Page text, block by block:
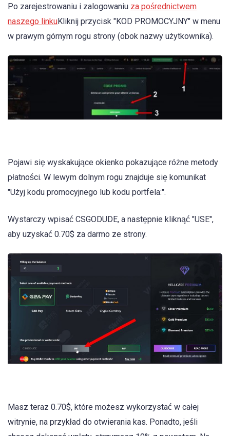
Po zarejestrowaniu i zalogowaniu za pośrednictwem
naszego linkuKliknij przycisk "KOD PROMOCYJNY" w menu
w prawym górnym rogu strony (obok nazwy użytkownika).
Pojawi się wyskakujące okienko pokazujące różne metody
płatności. W lewym dolnym rogu znajduje się komunikat
"Użyj kodu promocyjnego lub kodu portfela:".
Wystarczy wpisać CSGODUDE, a następnie kliknąć "USE",
aby uzyskać 0.70$ za darmo ze strony.
Masz teraz 0.70$, które możesz wykorzystać w całej
witrynie, na przykład do otwierania kas. Ponadto, jeśli